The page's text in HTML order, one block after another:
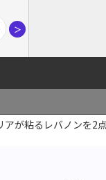
＞
アが粘るレバノンを2